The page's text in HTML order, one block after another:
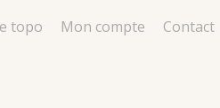
topo Mon compte Contact